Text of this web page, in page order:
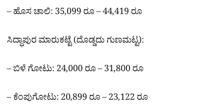
– ಹೊಸ ಚಾಲಿ: 35,099 ರೂ – 44,419 ರೂ
ಸಿದ್ಧಾಪುರ ಮಾರುಕಟ್ಟೆ (ದೊಡ್ಡದು ಗುಣಮಟ್ಟ):
– ಬಿಳೆ ಗೋಟು: 24,000 ರೂ – 31,800 ರೂ
– ಕೆಂಪುಗೋಟು: 20,899 ರೂ – 23,122 ರೂ